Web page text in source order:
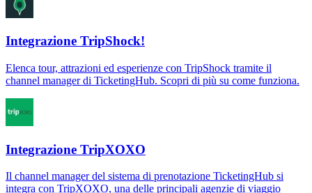
Integrazione TripShock!
Elenca tour, attrazioni ed esperienze con TripShock tramite il
channel manager di TicketingHub. Scopri di più su come funziona.
Integrazione TripXOXO
Il channel manager del sistema di prenotazione TicketingHub si
integra con TripXOXO, una delle principali agenzie di viaggio